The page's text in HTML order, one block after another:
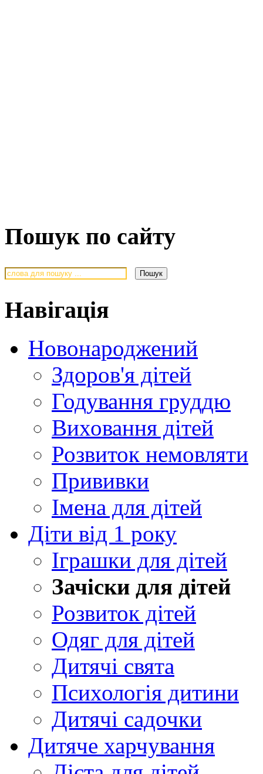
Пошук по сайту
Навігація
Новонароджений
Здоров'я дітей
Годування груддю
Виховання дітей
Розвиток немовляти
Прививки
Імена для дітей
Діти від 1 року
Іграшки для дітей
Зачіски для дітей
Розвиток дітей
Одяг для дітей
Дитячі свята
Психологія дитини
Дитячі садочки
Дитяче харчування